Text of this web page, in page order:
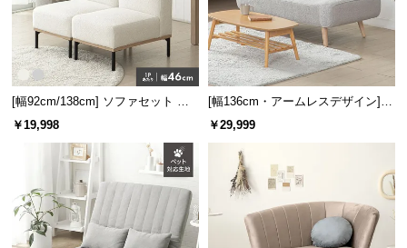
[幅92cm/138cm] ソファセット レ
イアウト自由！選べる4セット
￥19,998
[幅136cm・アームレスデザイン]
北欧調 2人掛けソファ シープボア
￥29,999